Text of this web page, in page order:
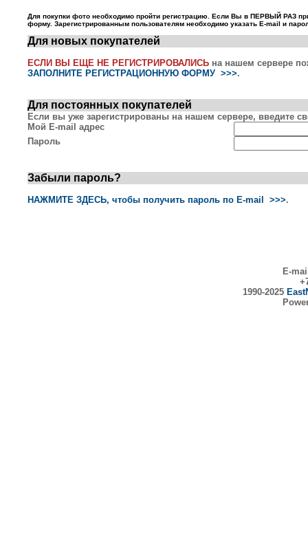
Для покупки фото необходимо пройти регистрацию. Если Вы в ПЕРВЫЙ РАЗ
форму. Зарегистрированным пользователям необходимо указать E-mail и
Для новых покупателей
ЕСЛИ ВЫ ЕЩЕ НЕ РЕГИСТРИРОВАЛИСЬ на нашем сервере
ЗАПОЛНИТЕ РЕГИСТРАЦИОННУЮ ФОРМУ >>>.
Для постоянных покупателей
Если вы уже зарегистрированы на нашем сервере, введите
Мой E-mail адрес
Пароль
Забыли пароль?
НАЖМИТЕ ЗДЕСЬ, чтобы получить пароль по E-mail >>>.
E-
1990-2025